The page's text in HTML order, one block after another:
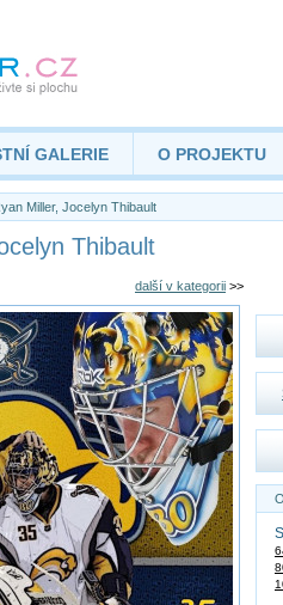
GALERIE O PROJEKTU
Miller, Jocelyn Thibault
Thibault
další v kategorii >>